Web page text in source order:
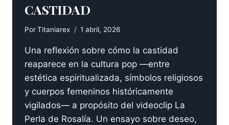
CASTIDAD
PorTitaniarex 1 abril, 2026
Una reflexión sobre cómo la castidad
reaparece en la cultura pop —entre
estética espiritualizada, símbolos religiosos
y cuerpos femeninos históricamente
vigilados— a propósito del videoclip La
Perla de Rosalía. Un ensayo sobre deseo,